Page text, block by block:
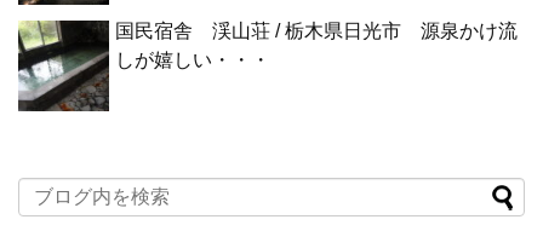
国民宿舎 渓山荘 / 栃木県日光市 源泉かけ流
しが嬉しい・・・